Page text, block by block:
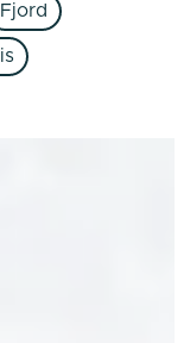
Fjord